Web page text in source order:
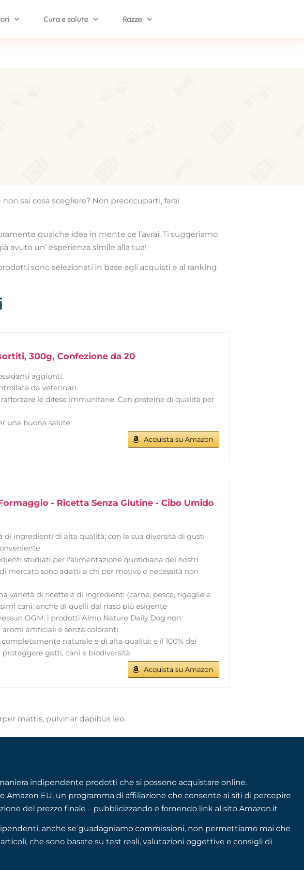
Cura e salute Razze
sai cosa scegliere? Non preoccuparti, farai
qualche idea in mente ce l’avrai. Ti suggeriamo
avuto un’ esperienza simile alla tua!
sono selezionati in base agli acquisti e al ranking
300g, Confezione da 20
aggiunti.
da veterinari.
le difese immunitarie. Con proteine di qualità per
una buona salute
Acquista su Amazon
- Ricetta Senza Glutine - Cibo Umido
ingredienti di alta qualità; con la sua diversità di gusti
studiati per l'alimentazione quotidiana dei nostri
mercato sono adatti a chi per motivo o necessità non
varietà di ricette e di ingredienti (carne, pesce, rigaglie e
cani; anche di quelli dal naso più esigente
OGM: i prodotti Almo Nature Daily Dog non
artificiali e senza coloranti
naturale e di alta qualità; e il 100% dei
gatti, cani e biodiversità
Acquista su Amazon
mattis, pulvinar dapibus leo.
indipendente prodotti che si possono acquistare online.
Amazon EU, un programma di affiliazione che consente ai siti di percepire
del prezzo finale – pubblicizzando e fornendo link al sito Amazon.it
anche se guadagniamo commissioni, non permettiamo mai che
che sono basate su test reali, valutazioni oggettive e consigli di